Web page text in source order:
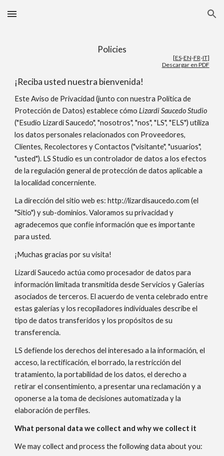
Skip to main content Skip to navigation
Policies
[ES-EN-FR-IT]
Descargar en PDF
¡Reciba usted nuestra bienvenida!
Este Aviso de Privacidad (junto con nuestra Política de
Protección de Datos) establece cómoLizardi Saucedo Studio
("Esudio Lizardi Saucedo", "nosotros", "nos", "LS", "ELS") utiliza
los datos personales relacionados con Proveedores,
Clientes, Recolectores y Contactos ("visitante", "usuarios",
"usted"). LS Studio es un controlador de datos a los efectos
de la regulación general de protección de datos aplicable a
la localidad concerniente.
La dirección del sitio web es: http://lizardisaucedo.com (el
"Sitio") y sub-dominios. Valoramos su privacidad y
agradecemos que confíe información que es importante
para usted.
¡Muchas gracias por su visita!
Lizardi Saucedo actúa como procesador de datos para
información limitada transmitida desde Servicios y Galerías
asociados de terceros. El acuerdo de venta celebrado entre
estas galerías y los recopiladores individuales describe el
tipo de datos transferidos y los propósitos de su
transferencia.
LS defiende los derechos del interesado a la información, el
acceso, la rectificación, el borrado, la restricción del
tratamiento, la portabilidad de los datos, el derecho a
retirar el consentimiento, a presentar una reclamación y a
oponerse a la toma de decisiones automatizada y la
elaboración de perfiles.
What personal data we collect and why we collect it
We may collect and process the following data about you: